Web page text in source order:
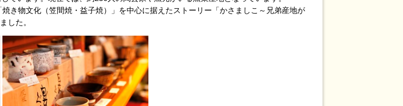
き物文化（笠間焼・益子焼）」を中心に据えたストーリー「かさましこ～兄弟産地が
した。